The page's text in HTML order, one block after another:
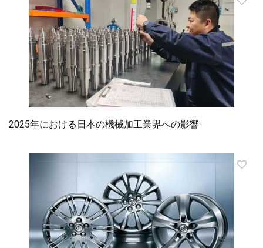
2025年における日本の機械加工業界への影響